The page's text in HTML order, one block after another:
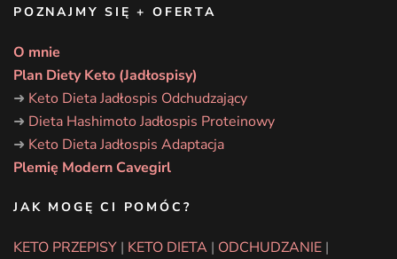
POZNAJMY SIĘ + OFERTA
O mnie
Plan Diety Keto (Jadłospisy)
➜ Keto Dieta Jadłospis Odchudzający
➜ Dieta Hashimoto Jadłospis Proteinowy
➜ Keto Dieta Jadłospis Adaptacja
Plemię Modern Cavegirl
JAK MOGĘ CI POMÓC?
KETO PRZEPISY | KETO DIETA | ODCHUDZANIE |